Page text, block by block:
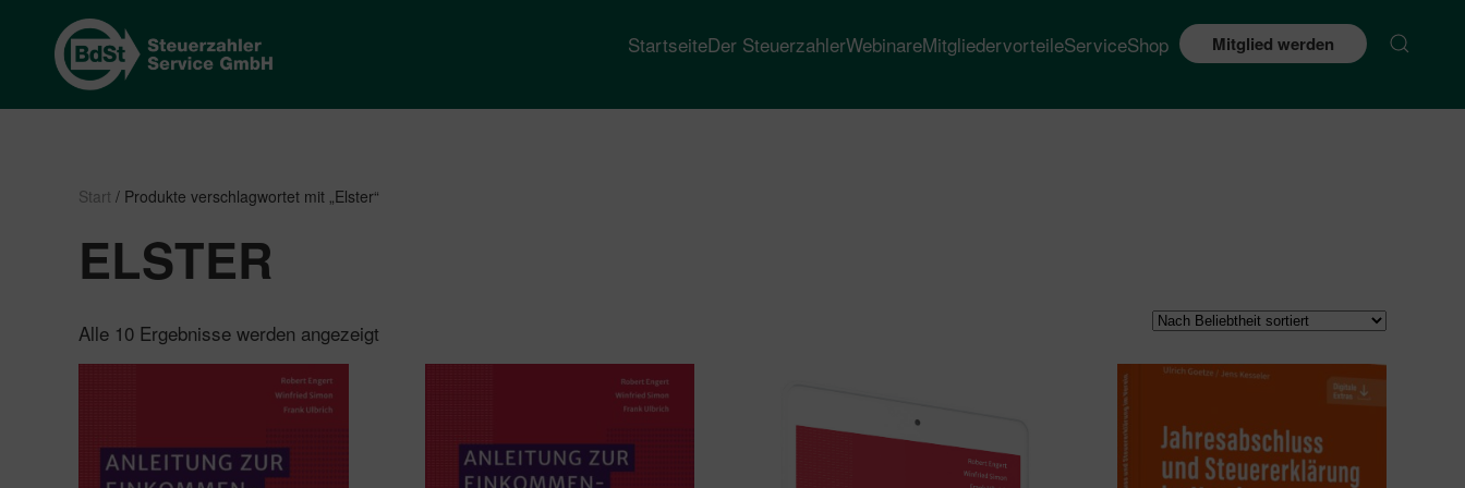
StartseiteDer SteuerzahlerWebinareMitgliedervorteileServiceShop Mitglied werden
Start / Produkte verschlagwortet mit „Elster“
ELSTER
Alle 10 Ergebnisse werden angezeigt
sortiert